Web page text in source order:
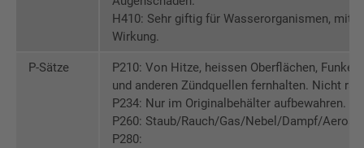
H410: Sehr giftig für Wasserorganismen, mit
Wirkung.
P-Sätze
P210: Von Hitze, heissen Oberflächen,
und anderen Zündquellen fernhalten. Nicht
P234: Nur im Originalbehälter aufbewahren.
P260: Staub/Rauch/Gas/Nebel/Dampf/
P280: